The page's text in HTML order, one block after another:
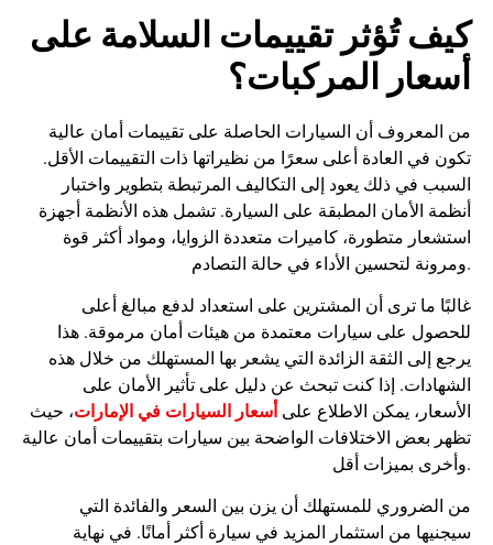
كيف تُؤثر تقييمات السلامة على
أسعار المركبات؟
من المعروف أن السيارات الحاصلة على تقييمات أمان عالية
تكون في العادة أعلى سعرًا من نظيراتها ذات التقييمات الأقل.
السبب في ذلك يعود إلى التكاليف المرتبطة بتطوير واختبار
أنظمة الأمان المطبقة على السيارة. تشمل هذه الأنظمة أجهزة
استشعار متطورة، كاميرات متعددة الزوايا، ومواد أكثر قوة
ومرونة لتحسين الأداء في حالة التصادم.
غالبًا ما ترى أن المشترين على استعداد لدفع مبالغ أعلى
للحصول على سيارات معتمدة من هيئات أمان مرموقة. هذا
يرجع إلى الثقة الزائدة التي يشعر بها المستهلك من خلال هذه
الشهادات. إذا كنت تبحث عن دليل على تأثير الأمان على
الأسعار، يمكن الاطلاع علىأسعار السيارات في الإمارات، حيث
تظهر بعض الاختلافات الواضحة بين سيارات بتقييمات أمان عالية
وأخرى بميزات أقل.
من الضروري للمستهلك أن يزن بين السعر والفائدة التي
سيجنيها من استثمار المزيد في سيارة أكثر أمانًا. في نهاية